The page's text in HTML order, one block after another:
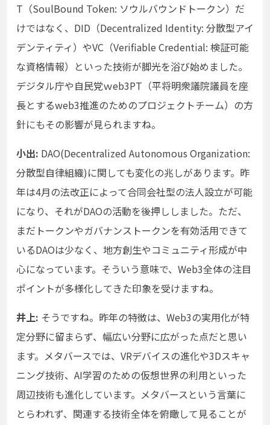
T（SoulBound Token: ソウルバウンドトークン）だ
けではなく、DID（Decentralized Identity: 分散型アイ
デンティティ）やVC（Verifiable Credential: 検証可能
な資格情報）といった技術が脚光を浴び始めました。
デジタル庁や自民党ｗeb3PT（平将明衆議院議員を座
長とするweb3推進のためのプロジェクトチーム）の方
針にもその影響が見られますね。
小出: DAO(Decentralized Autonomous Organization:
分散型自律組織)に関しても変化の兆しがあります。昨
年は4月の法改正によって合同会社型の法人設立が可能
になり、それがDAOの活動を後押ししました。ただ、
まだトークンやガバナンストークンを有効活用できて
いるDAOは少なく、地方創生やコミュニティ形成が中
心になっています。そういう意味で、Web3全体の注目
ポイントが多様化してきた印象を受けますね。
井上: そうですね。昨年の特徴は、Web3の実用化が特
定分野に留まらず、幅広い分野に広がった点だと思い
ます。メタバースでは、VRデバイスの進化や3Dスキャ
ニング技術、AI学習のための仮想世界の利用といった
周辺技術も進化しています。メタバースという言葉に
とらわれず、関連する技術全体を俯瞰して見ることが